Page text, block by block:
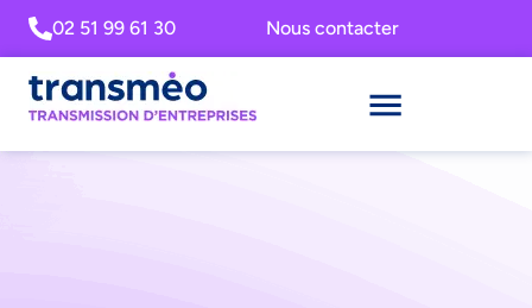
02 51 99 61 30 Nous contacter